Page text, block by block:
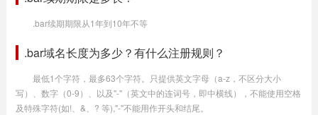
.bar续期期限从1年到10年不等
.bar域名长度为多少？有什么注册规则？
最低1个字符，最多63个字符。只提供英文字母（a-z，不区分大小
写）、数字（0-9）、以及"-"（英文中的连词号，即中横线），不能使用空格
及特殊字符(如!、&、? 等),"-"不能用作开头和结尾。